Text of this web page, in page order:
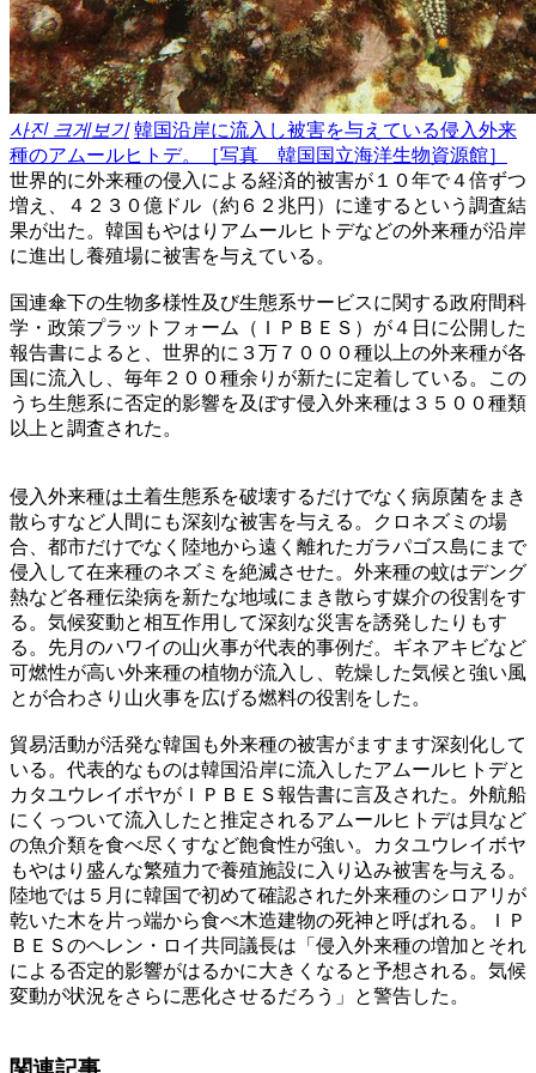
사진 크게보기 韓国沿岸に流入し被害を与えている侵入外来
種のアムールヒトデ。［写真 韓国国立海洋生物資源館］
世界的に外来種の侵入による経済的被害が１０年で４倍ずつ
増え、４２３０億ドル（約６２兆円）に達するという調査結
果が出た。韓国もやはりアムールヒトデなどの外来種が沿岸
に進出し養殖場に被害を与えている。
国連傘下の生物多様性及び生態系サービスに関する政府間科
学・政策プラットフォーム（ＩＰＢＥＳ）が４日に公開した
報告書によると、世界的に３万７０００種以上の外来種が各
国に流入し、毎年２００種余りが新たに定着している。この
うち生態系に否定的影響を及ぼす侵入外来種は３５００種類
以上と調査された。
侵入外来種は土着生態系を破壊するだけでなく病原菌をまき
散らすなど人間にも深刻な被害を与える。クロネズミの場
合、都市だけでなく陸地から遠く離れたガラパゴス島にまで
侵入して在来種のネズミを絶滅させた。外来種の蚊はデング
熱など各種伝染病を新たな地域にまき散らす媒介の役割をす
る。気候変動と相互作用して深刻な災害を誘発したりもす
る。先月のハワイの山火事が代表的事例だ。ギネアキビなど
可燃性が高い外来種の植物が流入し、乾燥した気候と強い風
とが合わさり山火事を広げる燃料の役割をした。
貿易活動が活発な韓国も外来種の被害がますます深刻化して
いる。代表的なものは韓国沿岸に流入したアムールヒトデと
カタユウレイボヤがＩＰＢＥＳ報告書に言及された。外航船
にくっついて流入したと推定されるアムールヒトデは貝など
の魚介類を食べ尽くすなど飽食性が強い。カタユウレイボヤ
もやはり盛んな繁殖力で養殖施設に入り込み被害を与える。
陸地では５月に韓国で初めて確認された外来種のシロアリが
乾いた木を片っ端から食べ木造建物の死神と呼ばれる。ＩＰ
ＢＥＳのヘレン・ロイ共同議長は「侵入外来種の増加とそれ
による否定的影響がはるかに大きくなると予想される。気候
変動が状況をさらに悪化させるだろう」と警告した。